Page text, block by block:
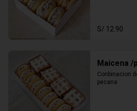
S/ 12.90
Maicena /
Conbinacion
pecana